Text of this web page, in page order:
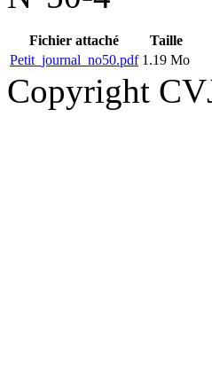
Fichier attaché
Taille
Petit_journal_no50.pdf 1.19 Mo
Copyright